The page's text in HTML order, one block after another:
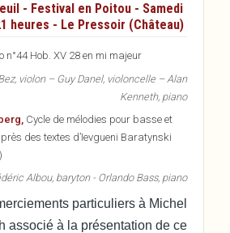
- Festival en Poitou - Samedi
heures - Le Pressoir (Château)
n°44 Hob. XV 28 en mi majeur
violon – Guy Danel, violoncelle – Alan
Kenneth, piano
Cycle de mélodies pour basse et
des textes d’Ievgueni Baratynski
Albou, baryton - Orlando Bass, piano
particuliers à Michel
associé à la présentation de ce